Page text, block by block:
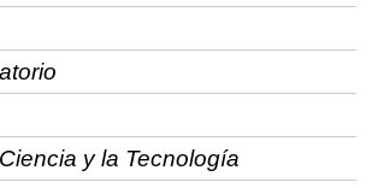
y la Tecnología